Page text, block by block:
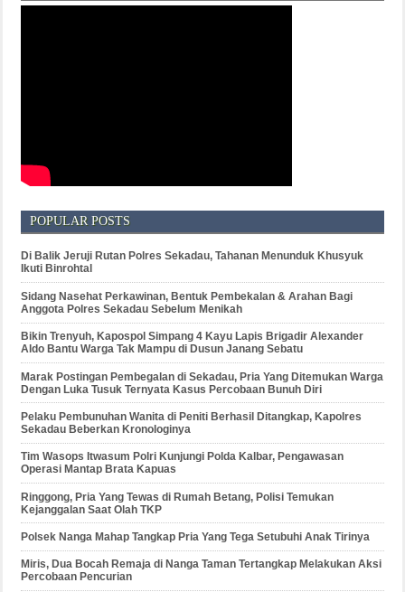
POPULAR POSTS
Di Balik Jeruji Rutan Polres Sekadau, Tahanan Menunduk Khusyuk
Ikuti Binrohtal
Sidang Nasehat Perkawinan, Bentuk Pembekalan & Arahan Bagi
Anggota Polres Sekadau Sebelum Menikah
Bikin Trenyuh, Kapospol Simpang 4 Kayu Lapis Brigadir Alexander
Aldo Bantu Warga Tak Mampu di Dusun Janang Sebatu
Marak Postingan Pembegalan di Sekadau, Pria Yang Ditemukan Warga
Dengan Luka Tusuk Ternyata Kasus Percobaan Bunuh Diri
Pelaku Pembunuhan Wanita di Peniti Berhasil Ditangkap, Kapolres
Sekadau Beberkan Kronologinya
Tim Wasops Itwasum Polri Kunjungi Polda Kalbar, Pengawasan
Operasi Mantap Brata Kapuas
Ringgong, Pria Yang Tewas di Rumah Betang, Polisi Temukan
Kejanggalan Saat Olah TKP
Polsek Nanga Mahap Tangkap Pria Yang Tega Setubuhi Anak Tirinya
Miris, Dua Bocah Remaja di Nanga Taman Tertangkap Melakukan Aksi
Percobaan Pencurian